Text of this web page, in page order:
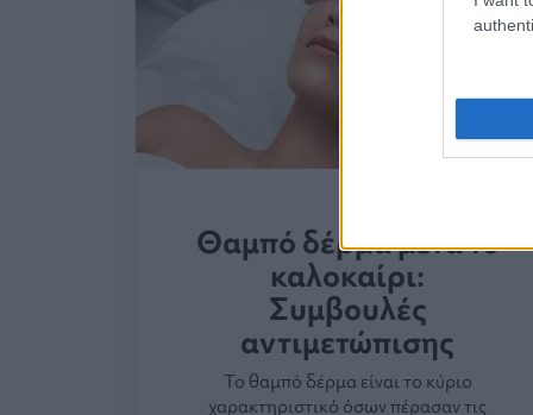
Θαμπό δέρμα μετά το
καλοκαίρι:
Συμβουλές
αντιμετώπισης
Το θαμπό δέρμα είναι το κύριο
χαρακτηριστικό όσων πέρασαν τις